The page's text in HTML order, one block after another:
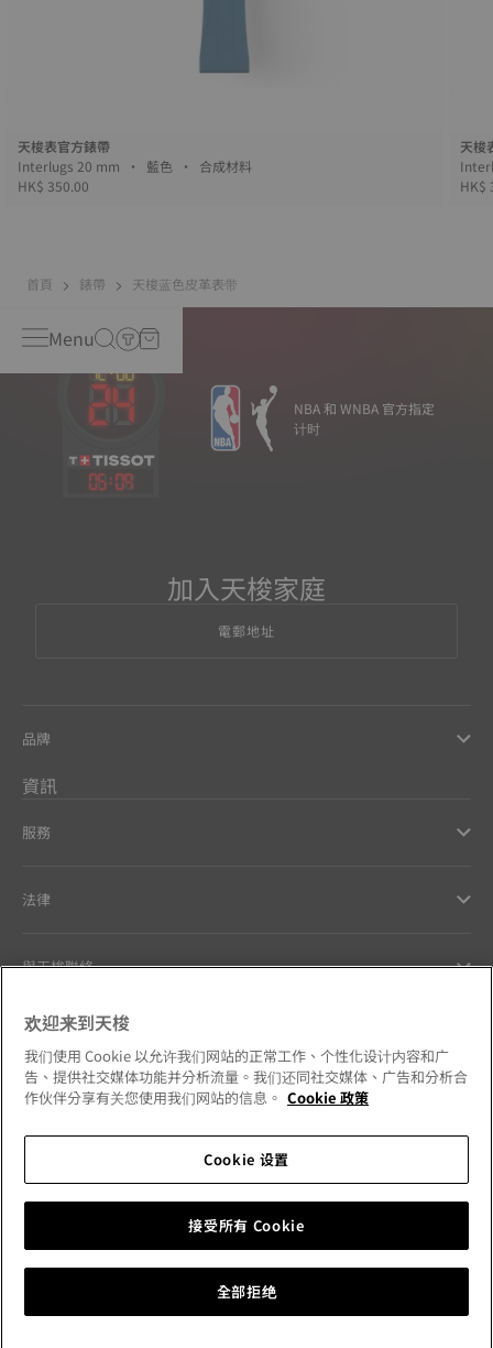
天梭表官方錶帶
Interlugs 20 mm • 藍色 • 合成材料
HK$ 350.00
天梭
HK$
首頁 錶帶 天梭蓝色皮革表带
Menu
05:09
NBA 和 WNBA 官方指定
计时
加入天梭家庭
電郵地址
品牌
資訊
服務
法律
與天梭聯絡
Our commitments
Hong Kong SAR•香港特別行政區
Change country
欢迎来到天梭
我们使用 Cookie 以允许我们网站的正常工作、个性化设计内容和广
告、提供社交媒体功能并分析流量。我们还同社交媒体、广告和分析合
作伙伴分享有关您使用我们网站的信息。 Cookie 政策
Cookie 设置
全部拒绝
接受所有 Cookie